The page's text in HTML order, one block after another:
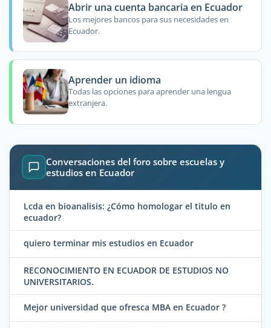
Abrir una cuenta bancaria en Ecuador
Los mejores bancos para sus necesidades en
Ecuador.
Aprender un idioma
Todas las opciones para aprender una lengua
extranjera.
Conversaciones del foro sobre escuelas y
estudios en Ecuador
Lcda en bioanalisis: ¿Cómo homologar el titulo en
ecuador?
quiero terminar mis estudios en Ecuador
RECONOCIMIENTO EN ECUADOR DE ESTUDIOS NO
UNIVERSITARIOS.
Mejor universidad que ofresca MBA en Ecuador ?